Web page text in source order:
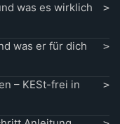
was es wirklich
was er für dich
– KESt-frei in